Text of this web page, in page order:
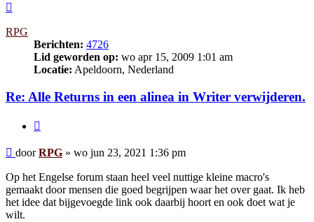
RPG
Berichten: 4726
Lid geworden op: wo apr 15, 2009 1:01 am
Locatie: Apeldoorn, Nederland
Re: Alle Returns in een alinea in Writer verwijderen.
Bericht
doorRPG » wo jun 23, 2021 1:36 pm
Op het Engelse forum staan heel veel nuttige kleine macro's
gemaakt door mensen die goed begrijpen waar het over gaat. Ik heb
het idee dat bijgevoegde link ook daarbij hoort en ook doet wat je
wilt.